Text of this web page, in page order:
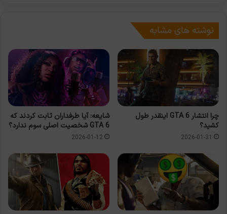
نوشته های مشابه
چرا انتشار GTA 6 اینقدر طول
کشید؟
2026-01-31
شایعه: آیا طرفداران ثابت کردند که
GTA 6 شخصیت اصلی سوم ندارد؟
2026-01-12